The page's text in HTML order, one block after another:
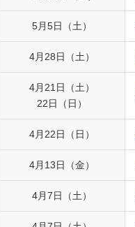
5月5日（土）
4月28日（土）
4月21日（土）
22日（日）
4月22日（日）
4月13日（金）
4月7日（土）